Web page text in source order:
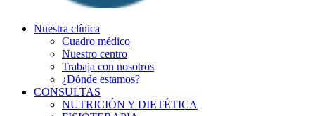
Nuestra clínica
Cuadro médico
Nuestro centro
Trabaja con nosotros
¿Dónde estamos?
CONSULTAS
NUTRICIÓN Y DIETÉTICA